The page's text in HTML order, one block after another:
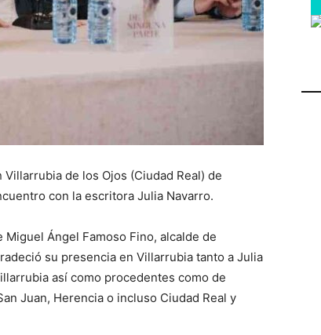
de los Ojos (Ciudad Real) de
con la escritora Julia Navarro.
Ángel Famoso Fino, alcalde de
su presencia en Villarrubia tanto a Julia
así como procedentes como de
Juan, Herencia o incluso Ciudad Real y